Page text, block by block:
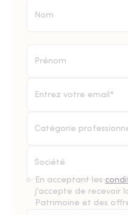
Catégorie
En acceptant les
j'accepte de recevoir
Patrimoine et des